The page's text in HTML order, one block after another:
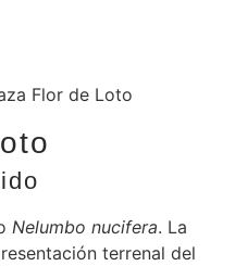
Flor de Loto
Nelumbo nucifera. La
terrenal del